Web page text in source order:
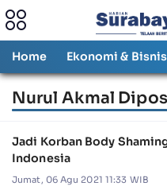
Home Ekonomi & Bisnis
Nurul Akmal
Jadi Korban Body
Indonesia
Jumat, 06 Agu 2021 11:33 WIB